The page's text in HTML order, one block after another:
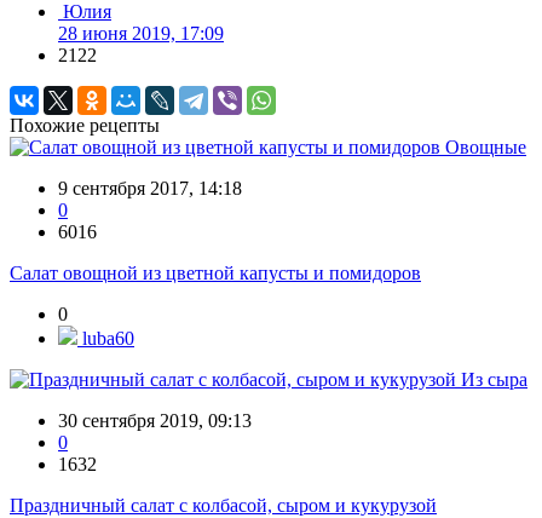
Юлия
28 июня 2019, 17:09
2122
Похожие рецепты
Овощные
9 сентября 2017, 14:18
0
6016
Салат овощной из цветной капусты и помидоров
0
luba60
Из сыра
30 сентября 2019, 09:13
0
1632
Праздничный салат с колбасой, сыром и кукурузой